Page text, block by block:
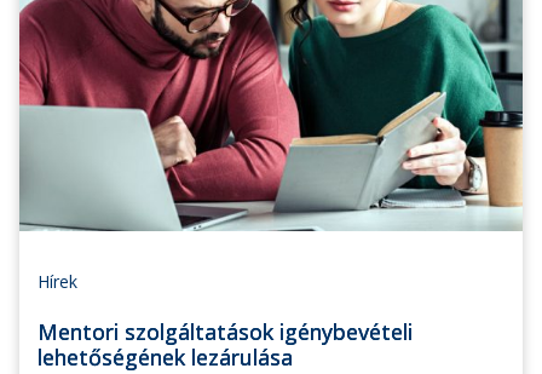
Hírek
Mentori szolgáltatások igénybevételi
lehetőségének lezárulása